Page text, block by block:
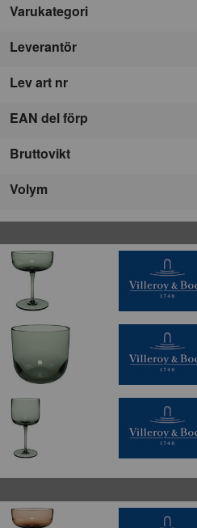
Varukategori
Leverantör
Lev art nr
EAN del förp
Bruttovikt
Volym